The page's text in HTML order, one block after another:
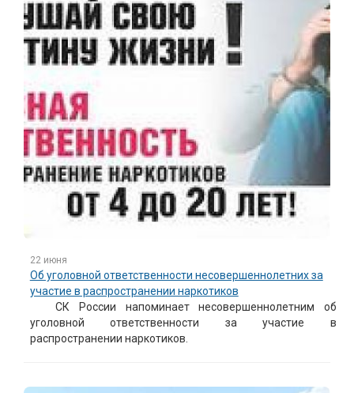
22 июня
Об уголовной ответственности несовершеннолетних за
участие в распространении наркотиков
СК России напоминает несовершеннолетним об
уголовной ответственности за участие в
распространении наркотиков.